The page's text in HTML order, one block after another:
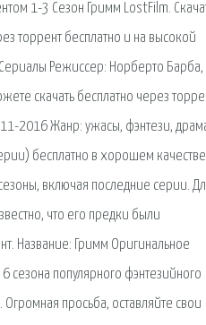
1-3 Сезон Гримм LostFilm.
торрент бесплатно и на высокой
Режиссер: Норберто Барба,
скачать бесплатно через
2016 Жанр: ужасы, фэнтези,
бесплатно в хорошем
включая последние серии.
что его предки были
Название: Гримм Оригинальное
сезона популярного фэнтезийного
просьба, оставляйте свои